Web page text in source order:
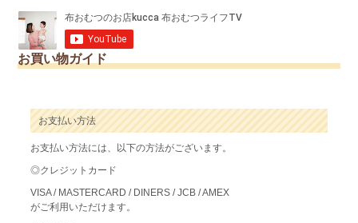
お買い物ガイド
お支払い方法
お支払い方法には、以下の方法がございます。
◎クレジットカード
VISA / MASTERCARD / DINERS / JCB / AMEX
がご利用いただけます。